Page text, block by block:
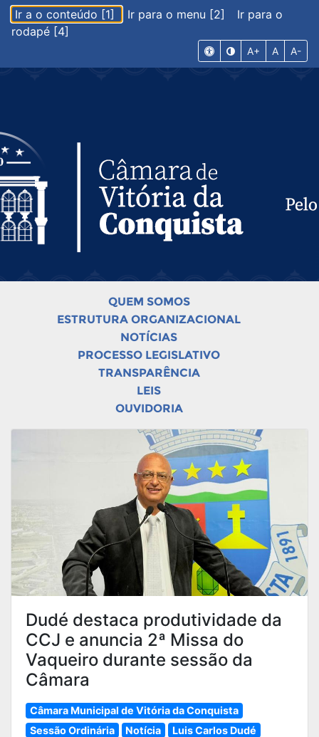
Ir a o conteúdo [1] Ir para o menu [2]
Ir para o
rodapé [4]
A+ A A-
QUEM SOMOS
ESTRUTURA ORGANIZACIONAL
NOTÍCIAS
PROCESSO LEGISLATIVO
TRANSPARÊNCIA
LEIS
OUVIDORIA
Dudé destaca produtividade da
CCJ e anuncia 2ª Missa do
Vaqueiro durante sessão da
Câmara
Câmara Municipal de Vitória da Conquista
Sessão Ordinária
Notícia
Luis Carlos Dudé